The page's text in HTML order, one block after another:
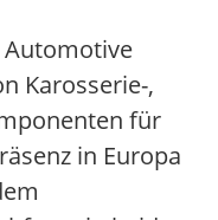
Automotive
Karosserie-,
für
in Europa